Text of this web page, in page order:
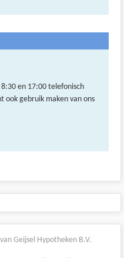
en 17:00 telefonisch
ook gebruik maken van ons
Geijsel Hypotheken B.V.